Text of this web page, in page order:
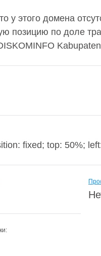
этого домена
позицию по доле
fixed; top: 50%;